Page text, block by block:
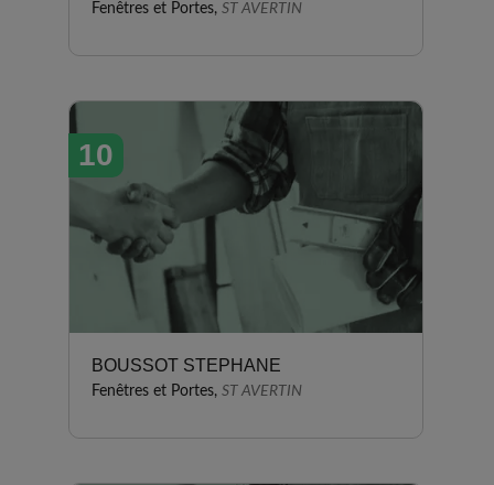
Fenêtres et Portes, ST AVERTIN
10
BOUSSOT STEPHANE
Fenêtres et Portes, ST AVERTIN